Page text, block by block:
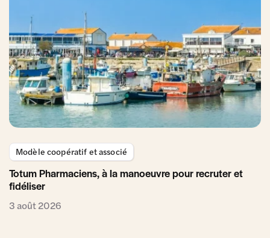
Modèle coopératif et associé
Totum Pharmaciens, à la manoeuvre pour recruter et
fidéliser
3 août 2026